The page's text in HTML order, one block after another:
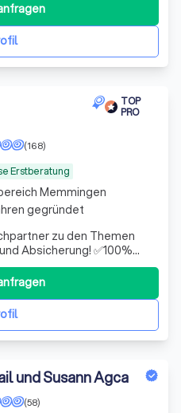
TOP
PRO
Erstberatung
(168)
zu den Themen
✅100%
✅Digital & schnell
Memmingen
gegründet
und Susann Agca
(58)